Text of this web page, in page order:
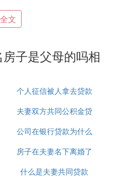
户口原件及复印件3份
据原件及复印件各1份。
和有关资产证明等，包
单、单位开具的收入证
文
子是父母的吗相
个人征信被人拿去贷款
了咋办
夫妻双方共同公积金贷
款买房怎么扣
公司在银行贷款为什么
要夫妻双方签字
房子在夫妻名下离婚了
如何贷款
什么是夫妻共同贷款